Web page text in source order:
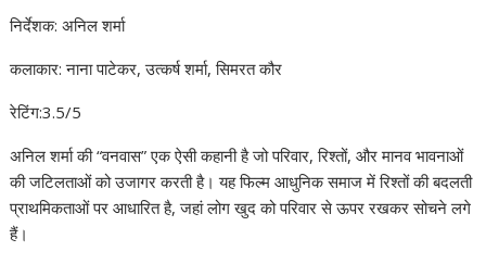
निर्देशक: अनिल शर्मा
कलाकार: नाना पाटेकर, उत्कर्ष शर्मा, सिमरत कौर
रेटिंग:3.5/5
अनिल शर्मा की “वनवास” एक ऐसी कहानी है जो परिवार, रिश्तों, और मानव भावनाओं
की जटिलताओं को उजागर करती है। यह फिल्म आधुनिक समाज में रिश्तों की बदलती
प्राथमिकताओं पर आधारित है, जहां लोग खुद को परिवार से ऊपर रखकर सोचने लगे
हैं।